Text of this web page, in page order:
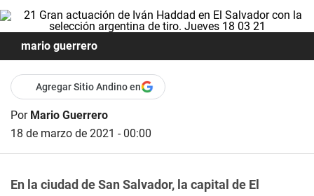
mario guerrero
Agregar Sitio Andino en
Por Mario Guerrero
18 de marzo de 2021 - 00:00
En la ciudad de San Salvador, la capital de El